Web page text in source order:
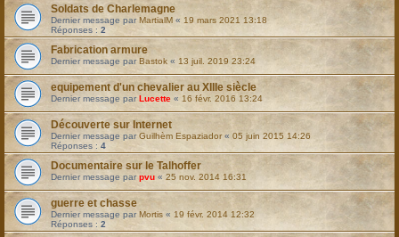
Soldats de Charlemagne
Dernier message par MartialM « 19 mars 2021 13:18
Réponses : 2
Fabrication armure
Dernier message par Bastok « 13 juil. 2019 23:24
equipement d'un chevalier au XIIIe siècle
Dernier message parLucette « 16 févr. 2016 13:24
Découverte sur Internet
Dernier message parGuilhèm Espaziador« 05 juin 2015 14:26
Réponses : 4
Documentaire sur le Talhoffer
Dernier message parpvu « 25 nov. 2014 16:31
guerre et chasse
Dernier message par Mortis « 19 févr. 2014 12:32
Réponses : 2